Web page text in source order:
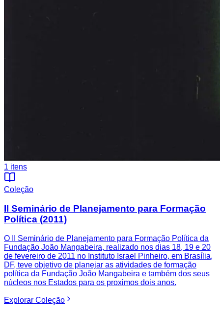
1 itens
Coleção
II Seminário de Planejamento para Formação
Política (2011)
O II Seminário de Planejamento para Formação Política da
Fundação João Mangabeira, realizado nos dias 18, 19 e 20
de fevereiro de 2011 no Instituto Israel Pinheiro, em Brasília,
DF, teve objetivo de planejar as atividades de formação
política da Fundação João Mangabeira e também dos seus
núcleos nos Estados para os proximos dois anos.
Explorar Coleção